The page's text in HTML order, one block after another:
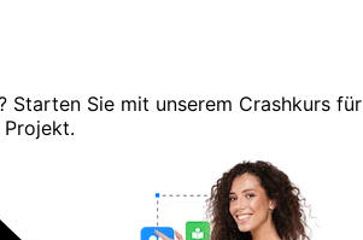
Starten Sie mit unserem Crashkurs für